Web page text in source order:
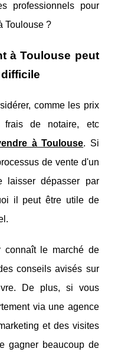
professionnels pour
Toulouse ?
à Toulouse peut
comme les prix
frais de notaire, etc
à Toulouse. Si
de vente d'un
laisser dépasser par
il peut être utile de
connaît le marché de
conseils avisés sur
De plus, si vous
via une agence
et des visites
gagner beaucoup de